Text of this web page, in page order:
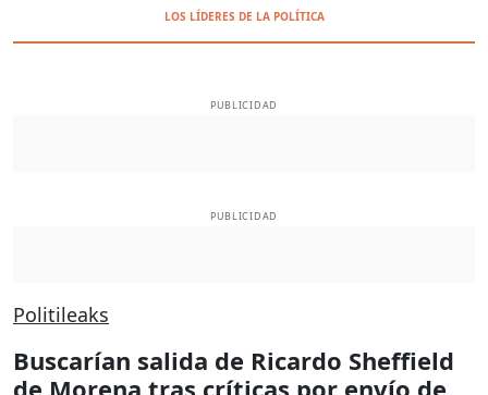
LOS LÍDERES DE LA POLÍTICA
PUBLICIDAD
PUBLICIDAD
Politileaks
Buscarían salida de Ricardo Sheffield
de Morena tras críticas por envío de